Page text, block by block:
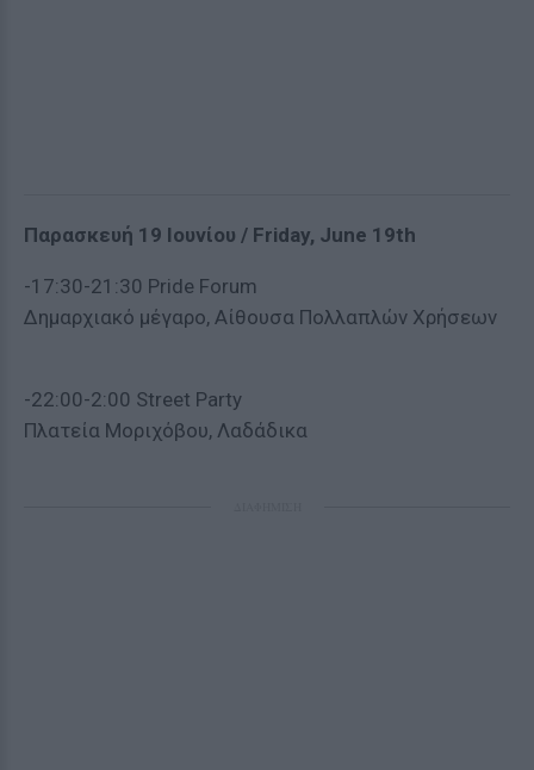
Παρασκευή 19 Ιουνίου / Friday, June 19th
-17:30-21:30 Pride Forum
Δημαρχιακό μέγαρο, Αίθουσα Πολλαπλών Χρήσεων
-22:00-2:00 Street Party
Πλατεία Μοριχόβου, Λαδάδικα